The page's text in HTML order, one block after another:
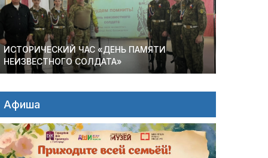
ИСТОРИЧЕСКИЙ ЧАС «ДЕНЬ ПАМЯТИ
НЕИЗВЕСТНОГО СОЛДАТА»
Афиша